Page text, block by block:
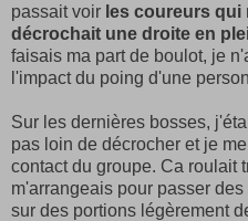
passait voir les coureurs qui
décrochait une droite en
faisais ma part de boulot, je
l'impact du poing d'une
Sur les dernières bosses,
pas loin de décrocher et je
contact du groupe. Ca roulait
m'arrangeais pour passer
sur des portions légèrement